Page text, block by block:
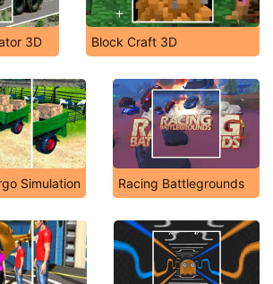
3D Block Craft 3D
Simulation Racing Battlegrounds